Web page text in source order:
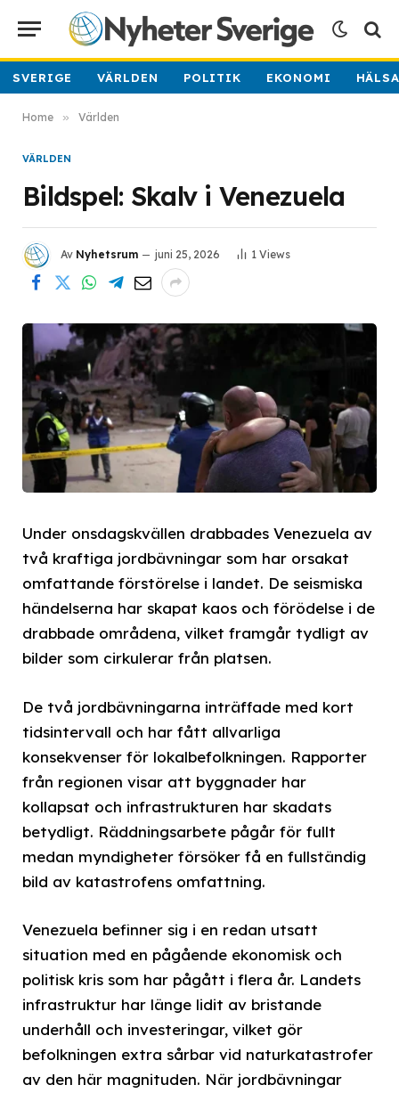
SVERIGE VÄRLDEN POLITIK EKONOMI
Home » Världen
VÄRLDEN
Bildspel: Skalv i Venezuela
Av Nyhetsrum juni 25, 2026 1 Views
Under onsdagskvällen drabbades Venezuela av
två kraftiga jordbävningar som har orsakat
omfattande förstörelse i landet. De seismiska
händelserna har skapat kaos och förödelse i de
drabbade områdena, vilket framgår tydligt av
bilder som cirkulerar från platsen.
De två jordbävningarna inträffade med kort
tidsintervall och har fått allvarliga
konsekvenser för lokalbefolkningen. Rapporter
från regionen visar att byggnader har
kollapsat och infrastrukturen har skadats
betydligt. Räddningsarbete pågår för fullt
medan myndigheter försöker få en fullständig
bild av katastrofens omfattning.
Venezuela befinner sig i en redan utsatt
situation med en pågående ekonomisk och
politisk kris som har pågått i flera år. Landets
infrastruktur har länge lidit av bristande
underhåll och investeringar, vilket gör
befolkningen extra sårbar vid naturkatastrofer
av den här magnituden. När jordbävningar